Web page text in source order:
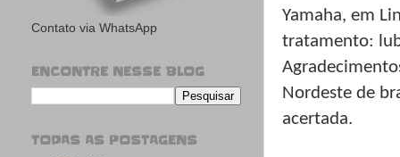
Yamaha, em
tratamento:
Nordeste de
acertada.
Contato via WhatsApp
ENCONTRE NESSE BLOG
TODAS AS POSTAGENS